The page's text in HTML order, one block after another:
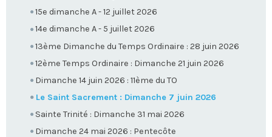
15e dimanche A - 12 juillet 2026
14e dimanche A - 5 juillet 2026
13ème Dimanche du Temps Ordinaire : 28 juin 2026
12ème Temps Ordinaire : Dimanche 21 juin 2026
Dimanche 14 juin 2026 : 11ème du TO
Le Saint Sacrement : Dimanche 7 juin 2026
Sainte Trinité : Dimanche 31 mai 2026
Dimanche 24 mai 2026 : Pentecôte